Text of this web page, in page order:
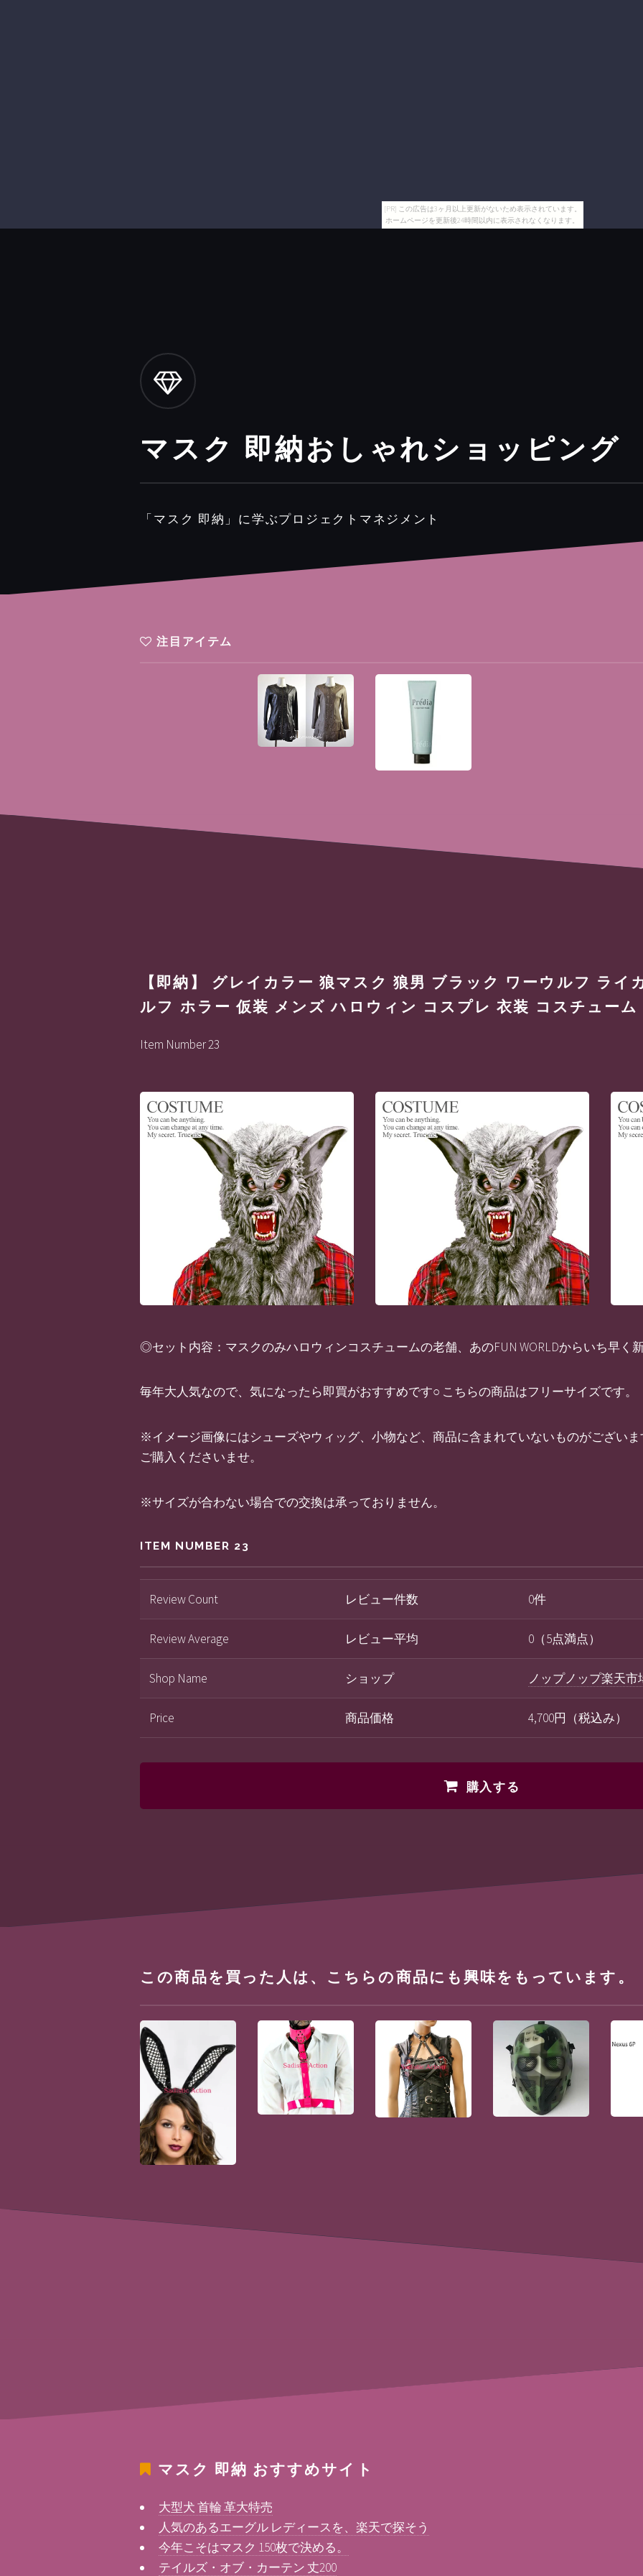
[PR] この広告は3ヶ月以上更新がないため表示されています。
ホームページを更新後24時間以内に表示されなくなります。
マスク 即納おしゃれショッピング
「マスク 即納」に学ぶプロジェクトマネジメント
注目アイテム
【即納】 グレイカラー 狼マスク 狼男 ブラック ワーウルフ ライ
ルフ ホラー 仮装 メンズ ハロウィン コスプレ 衣装 コスチュー
Item Number 23
◎セット内容：マスクのみハロウィンコスチュームの老舗、あのFUN WORLDからいち早く
毎年大人気なので、気になったら即買がおすすめです○ こちらの商品はフリーサイズです。
※イメージ画像にはシューズやウィッグ、小物など、商品に含まれていないものがござい
ご購入くださいませ。
※サイズが合わない場合での交換は承っておりません。
ITEM NUMBER 23
Review Count レビュー件数 0件
Review Average レビュー平均 0（5点満点）
Shop Name ショップ ノップノップ楽天市
Price 商品価格 4,700円（税込み）
購入する
この商品を買った人は、こちらの商品にも興味をもっています。
マスク 即納 おすすめサイト
大型犬 首輪 革大特売
人気のあるエーグル レディースを、楽天で探そう
今年こそはマスク 150枚で決める。
テイルズ・オブ・カーテン 丈200